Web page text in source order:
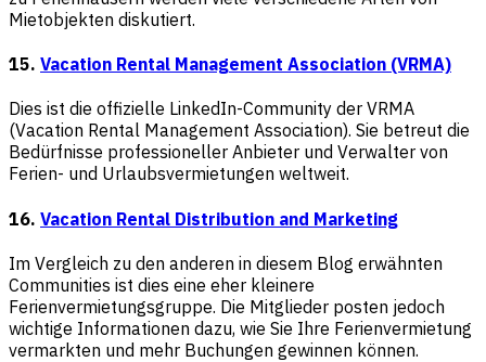
Mietobjekten diskutiert.
15. Vacation Rental Management Association (VRMA)
Dies ist die offizielle LinkedIn-Community der VRMA
(Vacation Rental Management Association). Sie betreut die
Bedürfnisse professioneller Anbieter und Verwalter von
Ferien- und Urlaubsvermietungen weltweit.
16. Vacation Rental Distribution and Marketing
Im Vergleich zu den anderen in diesem Blog erwähnten
Communities ist dies eine eher kleinere
Ferienvermietungsgruppe. Die Mitglieder posten jedoch
wichtige Informationen dazu, wie Sie Ihre Ferienvermietung
vermarkten und mehr Buchungen gewinnen können.